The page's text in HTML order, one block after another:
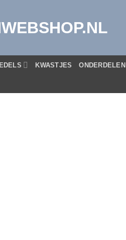
KWASTJES ONDERDELEN